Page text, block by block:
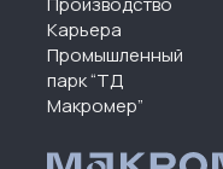
Карьера
Промышленный
парк “ТД
Макромер”